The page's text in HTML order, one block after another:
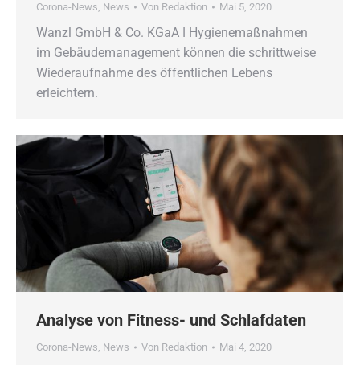
Corona-News, News Von Redaktion Mai 5, 2020
Wanzl GmbH & Co. KGaA ǀ Hygienemaßnahmen
im Gebäudemanagement können die schrittweise
Wiederaufnahme des öffentlichen Lebens
erleichtern.
Analyse von Fitness- und Schlafdaten
Corona-News News Von Redaktion Mai 4, 2020